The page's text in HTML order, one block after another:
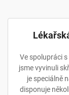
Ve spolupráci
jsme vyvinuli
je speciálně
disponuje